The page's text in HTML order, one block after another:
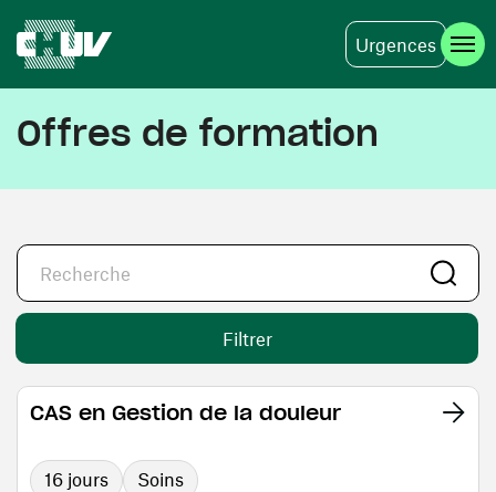
Urgences
Offres de formation
Filtrer
CAS en Gestion de la douleur
16 jours Soins